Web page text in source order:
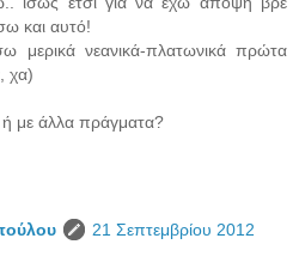
και αυτό!
μερικά νεανικά-πλατωνικά πρώτα
χα)
ή με άλλα πράγματα?
21 Σεπτεμβρίου 2012